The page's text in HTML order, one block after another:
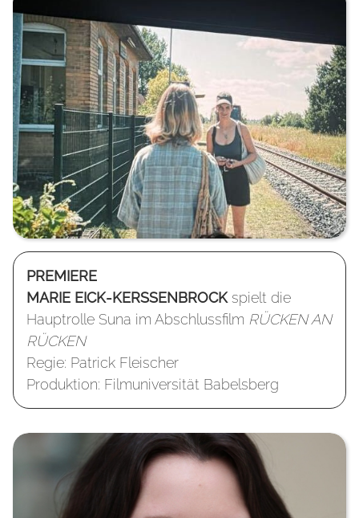
PREMIERE
MARIE EICK-KERSSENBROCK spielt die
Hauptrolle Suna im Abschlussfilm RÜCKEN AN
RÜCKEN
Regie: Patrick Fleischer
Produktion: Filmuniversität Babelsberg